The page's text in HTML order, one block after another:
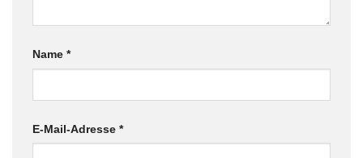
Name *
E-Mail-Adresse *